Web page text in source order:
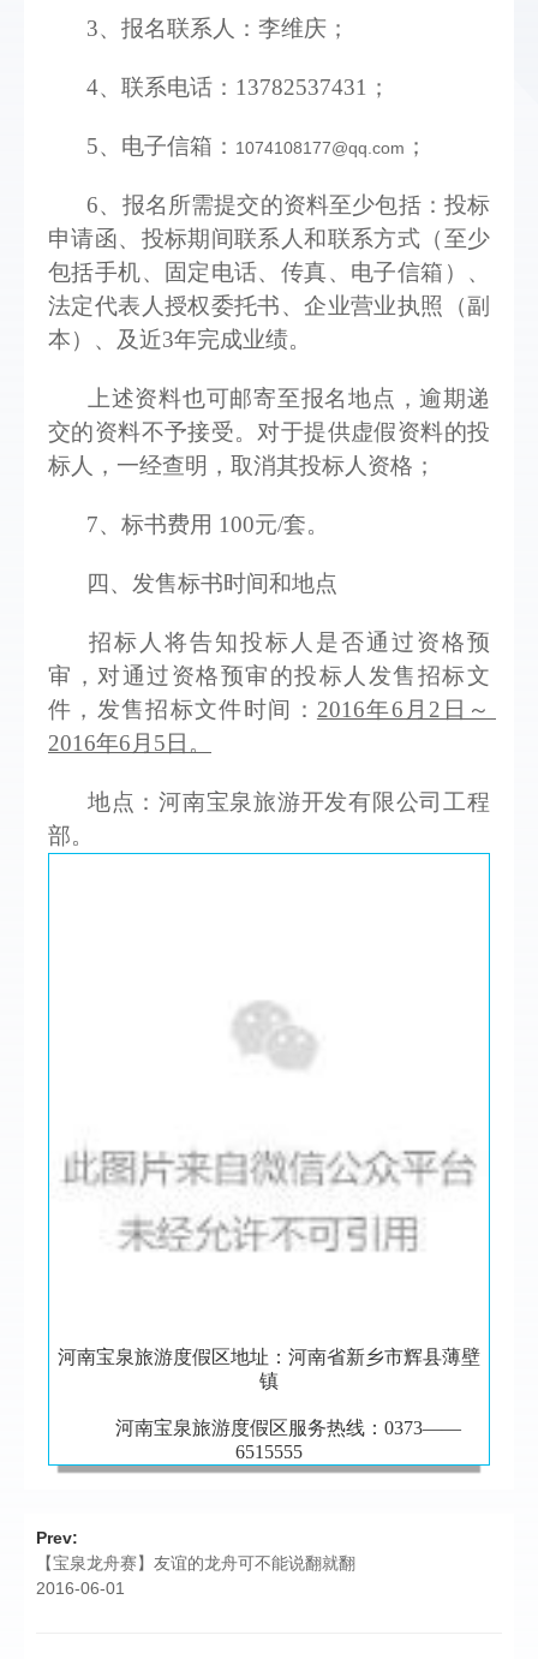
3、报名联系人：李维庆；
4、联系电话：13782537431；
5、电子信箱： 1074108177@qq.com ；
6、报名所需提交的资料至少包括：投标
申请函、投标期间联系人和联系方式（至少
包括手机、固定电话、传真、电子信箱）、
法定代表人授权委托书、企业营业执照（副
本）、及近3年完成业绩。
上述资料也可邮寄至报名地点，逾期递
交的资料不予接受。对于提供虚假资料的投
标人，一经查明，取消其投标人资格；
7、标书费用 100元/套。
四、发售标书时间和地点
招标人将告知投标人是否通过资格预
审，对通过资格预审的投标人发售招标文
件，发售招标文件时间： 2016年6月2日～
2016年6月5日。
地点：河南宝泉旅游开发有限公司工程
部。
河南宝泉旅游度假区地址：河南省新乡市辉县薄壁
镇
河南宝泉旅游度假区服务热线：0373——
6515555
Prev:
【宝泉龙舟赛】友谊的龙舟可不能说翻就翻
2016-06-01